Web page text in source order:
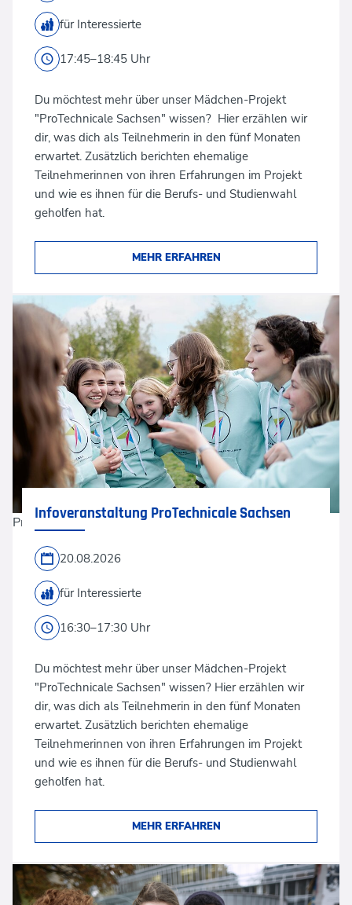
für Interessierte
17:45–18:45 Uhr
Du möchtest mehr über unser Mädchen-Projekt
"ProTechnicale Sachsen" wissen? Hier erzählen wir
dir, was dich als Teilnehmerin in den fünf Monaten
erwartet. Zusätzlich berichten ehemalige
Teilnehmerinnen von ihren Erfahrungen im Projekt
und wie es ihnen für die Berufs- und Studienwahl
geholfen hat.
MEHR ERFAHREN
ProTechnicale
Infoveranstaltung ProTechnicale Sachsen
20.08.2026
für Interessierte
16:30–17:30 Uhr
Du möchtest mehr über unser Mädchen-Projekt
"ProTechnicale Sachsen" wissen? Hier erzählen wir
dir, was dich als Teilnehmerin in den fünf Monaten
erwartet. Zusätzlich berichten ehemalige
Teilnehmerinnen von ihren Erfahrungen im Projekt
und wie es ihnen für die Berufs- und Studienwahl
geholfen hat.
MEHR ERFAHREN